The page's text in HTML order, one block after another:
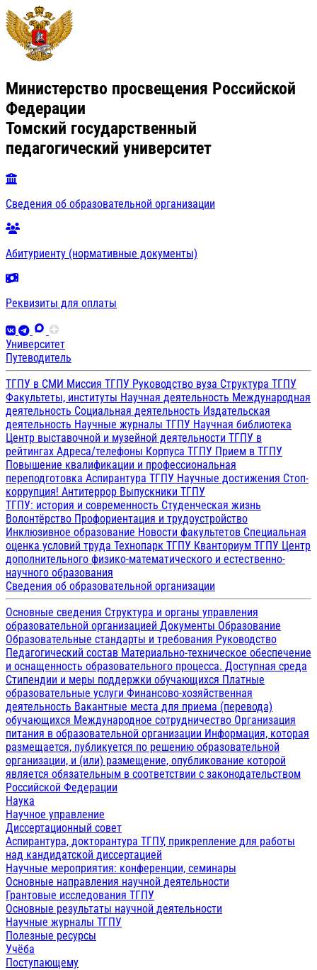
Министерство просвещения Российской
Федерации
Томский государственный
педагогический университет
Сведения об образовательной организации
Абитуриенту (нормативные документы)
Реквизиты для оплаты
Университет
Путеводитель
ТГПУ в СМИ Миссия ТГПУ Руководство вуза Структура ТГПУ
Факультеты, институты Научная деятельность Международная
деятельность Социальная деятельность Издательская
деятельность Научные журналы ТГПУ Научная библиотека
Центр выставочной и музейной деятельности ТГПУ в
рейтингах Адреса/телефоны Корпуса ТГПУ Прием в ТГПУ
Повышение квалификации и профессиональная
переподготовка Аспирантура ТГПУ Научные достижения Стоп-
коррупция! Антитеррор Выпускники ТГПУ
ТГПУ: история и современность Студенческая жизнь
Волонтёрство Профориентация и трудоустройство
Инклюзивное образование Новости факультетов Специальная
оценка условий труда Технопарк ТГПУ Кванториум ТГПУ Центр
дополнительного физико-математического и естественно-
научного образования
Сведения об образовательной организации
Основные сведения Структура и органы управления
образовательной организацией Документы Образование
Образовательные стандарты и требования Руководство
Педагогический состав Материально-техническое обеспечение
и оснащенность образовательного процесса. Доступная среда
Стипендии и меры поддержки обучающихся Платные
образовательные услуги Финансово-хозяйственная
деятельность Вакантные места для приема (перевода)
обучающихся Международное сотрудничество Организация
питания в образовательной организации Информация, которая
размещается, публикуется по решению образовательной
организации, и (или) размещение, опубликование которой
является обязательным в соответствии с законодательством
Российской Федерации
Наука
Научное управление
Диссертационный совет
Аспирантура, докторантура ТГПУ, прикрепление для работы
над кандидатской диссертацией
Научные мероприятия: конференции, семинары
Основные направления научной деятельности
Грантовые исследования ТГПУ
Основные результаты научной деятельности
Научные журналы ТГПУ
Полезные ресурсы
Учёба
Поступающему